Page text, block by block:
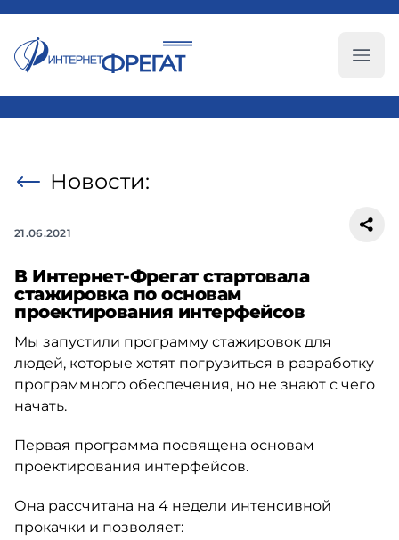
Новости:
21.06.2021
В Интернет-Фрегат стартовала
стажировка по основам
проектирования интерфейсов
Мы запустили программу стажировок для
людей, которые хотят погрузиться в разработку
программного обеспечения, но не знают с чего
начать.
Первая программа посвящена основам
проектирования интерфейсов.
Она рассчитана на 4 недели интенсивной
прокачки и позволяет: